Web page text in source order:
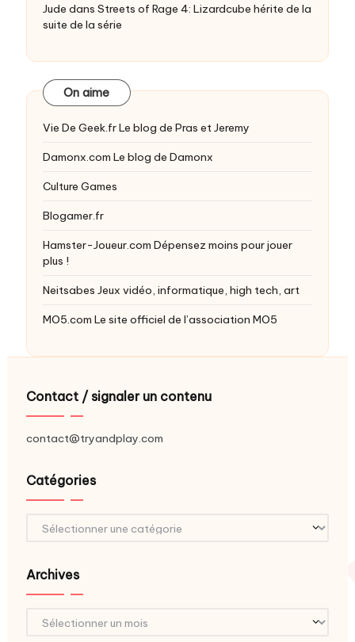
Jude dans Streets of Rage 4: Lizardcube hérite de la
suite de la série
On aime
Vie De Geek.frLe blog de Pras et Jeremy
Damonx.com Le blog de Damonx
Culture Games
Blogamer.fr
Hamster-Joueur.com Dépensez moins pour jouer
plus !
Neitsabes Jeux vidéo, informatique, high tech, art
MO5.com Le site officiel de l’association MO5
Contact / signaler un contenu
contact@tryandplay.com
Catégories
Catégories
Archives
Archives